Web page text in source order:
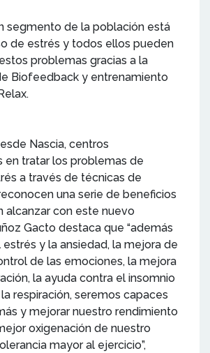
segmento de la población está
de estrés y todos ellos pueden
problemas gracias a la
Biofeedback y entrenamiento
Nascia, centros
en tratar los problemas de
a través de técnicas de
una serie de beneficios
alcanzar con este nuevo
Gacto destaca que “además
y la ansiedad, la mejora de
de las emociones, la mejora
la ayuda contra el insomnio
respiración, seremos capaces
y mejorar nuestro rendimiento
oxigenación de nuestro
mayor al ejercicio”,